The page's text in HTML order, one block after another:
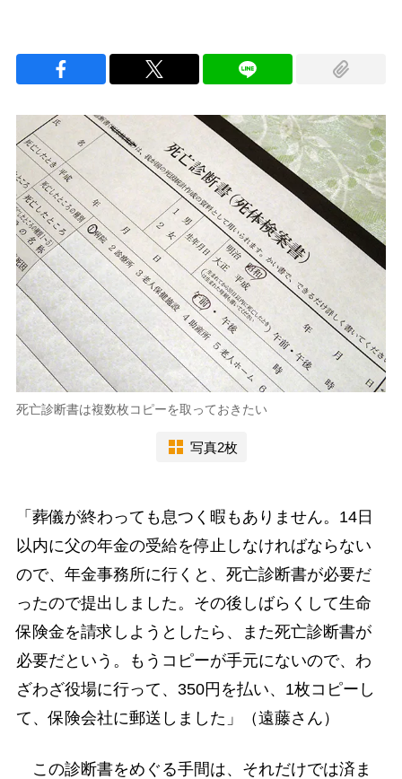
死亡診断書は複数枚コピーを取っておきたい
写真2枚
「葬儀が終わっても息つく暇もありません。14日
以内に父の年金の受給を停止しなければならない
ので、年金事務所に行くと、死亡診断書が必要だ
ったので提出しました。その後しばらくして生命
保険金を請求しようとしたら、また死亡診断書が
必要だという。もうコピーが手元にないので、わ
ざわざ役場に行って、350円を払い、1枚コピーし
て、保険会社に郵送しました」（遠藤さん）
この診断書をめぐる手間は、それだけでは済ま